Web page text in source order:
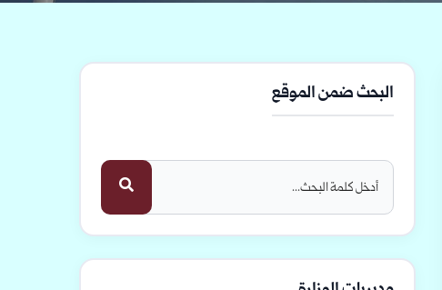
البحث ضمن الموقع